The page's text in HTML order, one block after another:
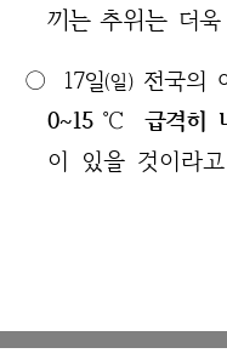
끼는추위는 더
○ 17일(일)전국의
0~15℃ 급격히
이 있을 것이라